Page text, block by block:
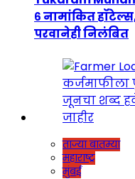
६ नामांकित
परवानेही निलंबित
ताज्या बातम्या
महाराष्ट्र
मुंबई